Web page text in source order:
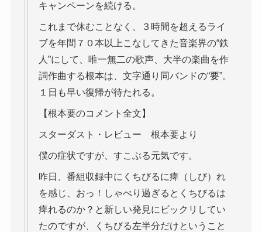
キャンペーンを続ける。
これまで休むことなく、３時間を超えるライ
ブを年間７０本以上こなしてきた音楽界の“鉄
人”にして、唯一無二の歌声、大半の楽曲を作
詞作曲する根本は、文字通り同バンドの“要”。
１日も早い復帰が待たれる。
【根本要のコメント全文】
スターダスト・レビュー 根本要より
僕の症状ですが、すこぶる元気です。
昨日、番組収録中にくちびるに痺（しび）れ
を感じ、おっ！しゃべり過ぎるとくちびるは
痺れるのか？と新しい発見にビックリしてい
たのですが、くちびる左半分だけということ